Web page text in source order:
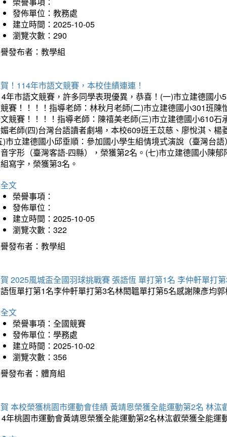
發佈單位：教務處
建立時間：2025-10-05
瀏覽次數：290
發布者：教學組
！114年市語文競賽，本校佳績連連！
年市語文競賽，許多同學表現優異，恭喜！(一)市立建德國
賽！！！！指導老師：林秋月老師(二)市立建德國小301班
競賽！！！！指導老師：陳禧美老師(三)市立建德國小610
老師(四)台灣台語讀者劇場，本校609班王苡慈、廖悅淇、
)市立建德國小邱垂順：參加國小學生組情境式演說（臺灣台
字形（臺灣客語-四縣），榮獲第2名。(七)市立建德國小陳
寫字，榮獲第3名。
文
榮譽事項：
發佈單位：
建立時間：2025-10-05
瀏覽次數：322
發布者：教學組
2025風城盃全國羽球挑戰賽 張語恆 單打第1名 李仲軒單打
恆單打第1名李仲軒單打第3名林閎韞單打第5名感謝陳彥均
文
榮譽事項：全國競賽
發佈單位：學務處
建立時間：2025-10-02
瀏覽次數：356
發布者：體育組
本校榮獲桃園市運動會佳績 黃靖恩榮獲全能運動第2名 林汯
年桃園市運動會黃靖恩榮獲全能運動第2名林汯叡榮獲全能運